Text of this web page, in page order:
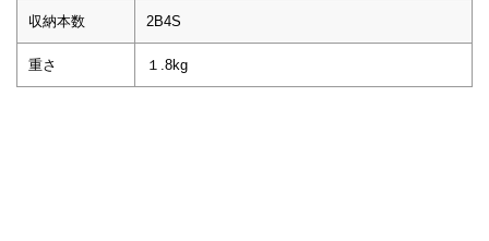
収納本数 2B4S
重さ １.8kg